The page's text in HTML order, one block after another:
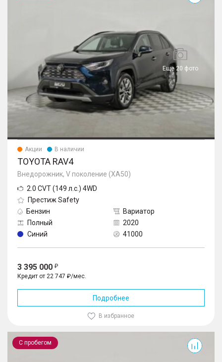
Еще 20 фото
Акции В наличии
TOYOTA RAV4
Внедорожник, V поколение (XA50)
2.0 CVT (149 л.с.) 4WD
Престиж Safety
Бензин
Вариатор
Полный
2020
Синий
41000
3 395 000
Кредит от 22 747 ₽/мес.
Подробнее
В избранное
С пробегом
RAV4